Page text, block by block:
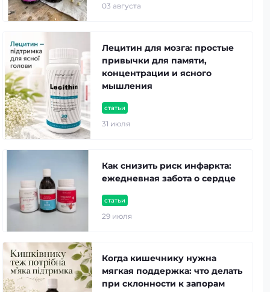
03 августа
статьи
31 июля
Лецитин для мозга: простые
привычки для памяти,
концентрации и ясного
мышления
статьи
29 июля
Как снизить риск инфаркта:
ежедневная забота о сердце
Когда кишечнику нужна
мягкая поддержка: что делать
при склонности к запорам